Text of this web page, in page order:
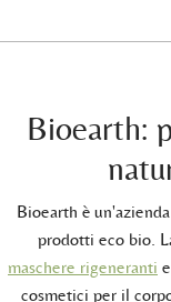
Bioearth:
Bioearth è
prodotti eco bio.
maschere rigeneranti
cosmetici per il